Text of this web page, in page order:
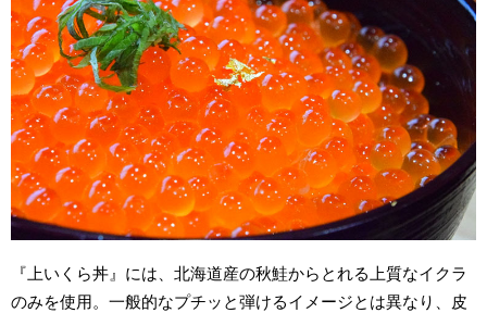
『上いくら丼』には、北海道産の秋鮭からとれる上質なイクラ
のみを使用。一般的なプチッと弾けるイメージとは異なり、皮